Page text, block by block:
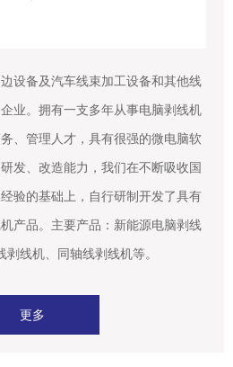
设备及汽车线束加工设备和其他线
业。拥有一支多年从事电脑剥线机
、管理人才，具有很强的微电脑软
发、改造能力，我们在不断吸收国
验的基础上，自行研制开发了具有
产品。主要产品：新能源电脑剥线
线机、同轴线剥线机等。
更多